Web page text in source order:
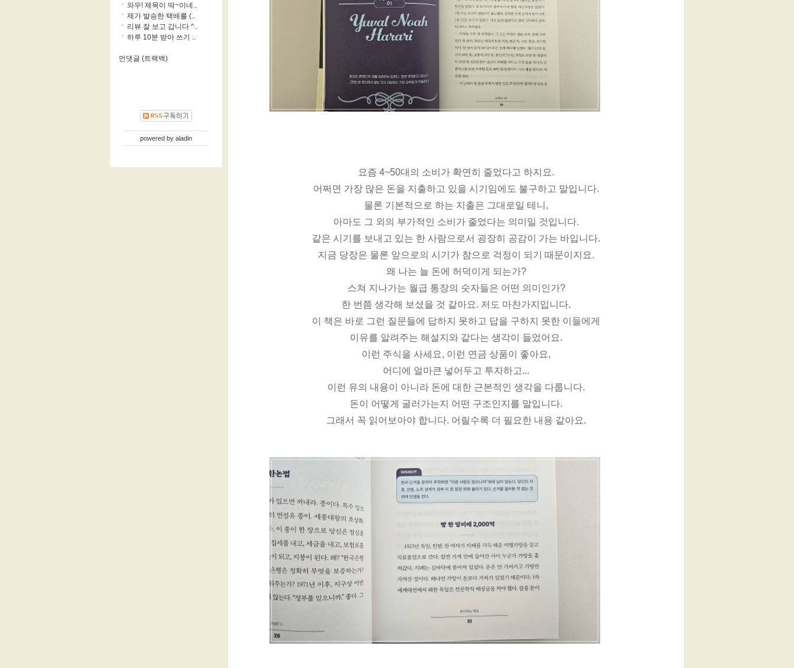
요즘 4~50대의 소비가 확연히 줄었다고 하지요.
어쩌면 가장 많은 돈을 지출하고 있을 시기임에도 불구하고 말입니다.
물론 기본적으로 하는 지출은 그대로일 테니,
아마도 그 외의 부가적인 소비가 줄었다는 의미일 것입니다.
같은 시기를 보내고 있는 한 사람으로서 굉장히 공감이 가는 바입니다.
지금 당장은 물론 앞으로의 시기가 참으로 걱정이 되기 때문이지요.
왜 나는 늘 돈에 허덕이게 되는가?
스쳐 지나가는 월급 통장의 숫자들은 어떤 의미인가?
한 번쯤 생각해 보셨을 것 같아요. 저도 마찬가지입니다.
이 책은 바로 그런 질문들에 답하지 못하고 답을 구하지 못한 이들에게
이유를 알려주는 해설지와 같다는 생각이 들었어요.
이런 주식을 사세요, 이런 연금 상품이 좋아요,
어디에 얼마큰 넣어두고 투자하고...
이런 유의 내용이 아니라 돈에 대한 근본적인 생각을 다룹니다.
돈이 어떻게 굴러가는지 어떤 구조인지를 말입니다.
그래서 꼭 읽어보아야 합니다. 어릴수록 더 필요한 내용 같아요.
와우! 제목이 딱~이네..
제가 발송한 택배를 (..
리뷰 잘 보고 갑니다 ^..
하루 10분 받아 쓰기 ..
먼댓글 (트랙백)
powered by aladin